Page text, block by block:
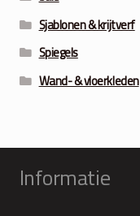
Sjablonen & krijtverf
Spiegels
Wand- & vloerkleden
Informatie